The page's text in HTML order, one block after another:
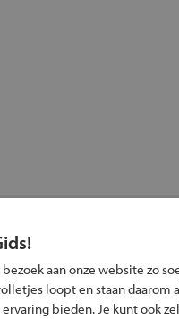
aan onze website zo
loopt en staan daarom
bieden. Je kunt ook